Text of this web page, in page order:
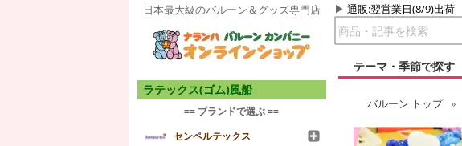
日本最大級のバルーン＆グッズ専門店 通販:翌営業日(8/9)出荷
テーマ・季節で探す
ラテックス(ゴム)風船
== ブランドで選ぶ ==
センペルテックス
バルーン トップ